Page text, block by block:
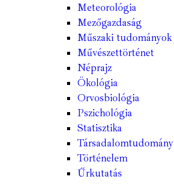
Meteorológia
Mezőgazdaság
Műszaki tudományok
Művészettörténet
Néprajz
Ökológia
Orvosbiológia
Pszichológia
Statisztika
Társadalomtudomány
Történelem
Űrkutatás